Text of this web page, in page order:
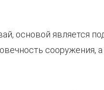
основой является
сооружения,